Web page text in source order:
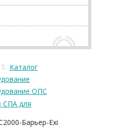
Каталог
ОПС
СПА для
Барьер-Exi